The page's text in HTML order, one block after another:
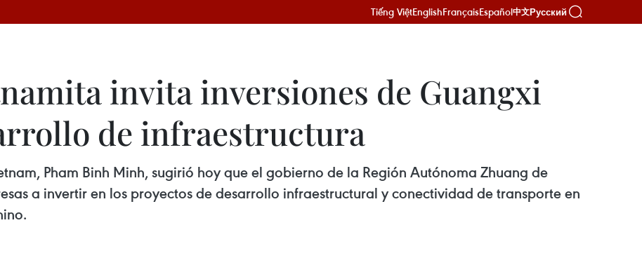
Tiếng ViệtEnglishFrançaisEspañol中文Русский
invita inversiones de Guangxi
de infraestructura
Pham Binh Minh, sugirió hoy que el gobierno de la Región Autónoma Zhuang de
a invertir en los proyectos de desarrollo infraestructural y conectividad de transporte en